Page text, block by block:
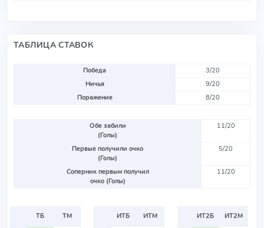
ТАБЛИЦА СТАВОК
Победа
3/20
Ничья
9/20
Поражение
8/20
Обе забили
(Голы)
11/20
Первые получили очко
(Голы)
5/20
Соперник первым получил
очко (Голы)
11/20
ТБ
ТМ
ИТБ
ИТМ
ИТ2Б
ИТ2М